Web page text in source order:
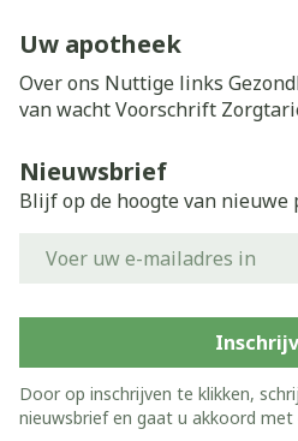
Uw apotheek
Over ons Nuttige links
van wachtVoorschrift
Nieuwsbrief
Blijf op de hoogte van nieuwe
Door op inschrijven te klikken,
nieuwsbrief en gaat u akkoord met